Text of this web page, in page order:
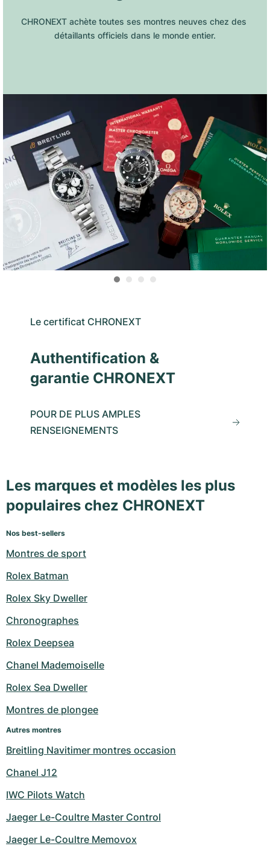
CHRONEXT achète toutes ses montres neuves chez des
détaillants officiels dans le monde entier.
Le certificat CHRONEXT
Authentification &
garantie CHRONEXT
POUR DE PLUS AMPLES
RENSEIGNEMENTS
Les marques et modèles les plus
populaires chez CHRONEXT
Nos best-sellers
Montres de sport
Rolex Batman
Rolex Sky Dweller
Chronographes
Rolex Deepsea
Chanel Mademoiselle
Rolex Sea Dweller
Montres de plongee
Autres montres
Breitling Navitimer montres occasion
Chanel J12
IWC Pilots Watch
Jaeger Le-Coultre Master Control
Jaeger Le-Coultre Memovox